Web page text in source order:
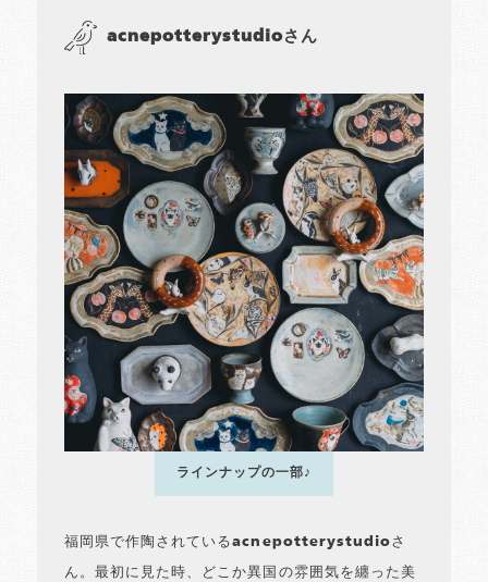
acnepotterystudioさん
ラインナップの一部♪
福岡県で作陶されているacnepotterystudioさ
ん。最初に見た時、どこか異国の雰囲気を纏った美